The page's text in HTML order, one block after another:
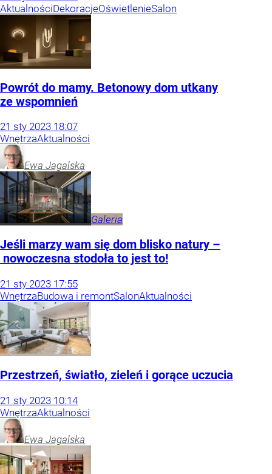
AktualnościDekoracjeOświetlenieSalon
Powrót do mamy. Betonowy dom utkany
ze wspomnień
21 sty 2023 18:07
WnętrzaAktualności
Ewa Jagalska
Galeria
Jeśli marzy wam się dom blisko natury –
nowoczesna stodoła to jest to!
21 sty 2023 17:55
WnętrzaBudowa i remontSalonAktualności
Przestrzeń, światło, zieleń i gorące uczucia
21 sty 2023 10:14
WnętrzaAktualności
Ewa Jagalska